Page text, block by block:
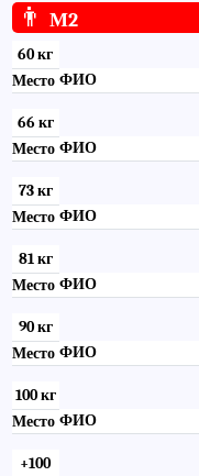
👨 М2
60 кг
Место ФИО
66 кг
Место ФИО
73 кг
Место ФИО
81 кг
Место ФИО
90 кг
Место ФИО
100 кг
Место ФИО
+100